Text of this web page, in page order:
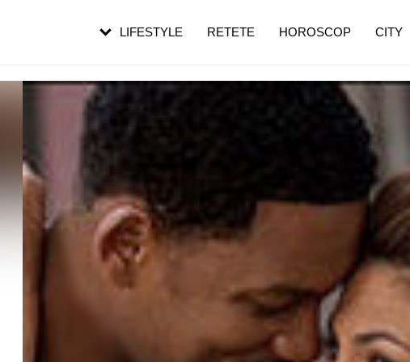
LIFESTYLE RETETE HOROSCOP CITY
pe măsură ce înaintezi în vârstă